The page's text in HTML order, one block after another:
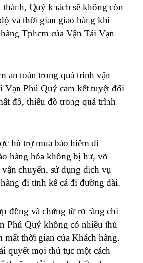
thành, Quý khách sẽ không còn
và thời gian giao hàng khi
Tphcm của Vận Tải Vạn
an toàn trong quá trình vận
Vạn Phú Quý cam kết tuyệt đối
đồ, thiếu đồ trong quá trình
hỗ trợ mua bảo hiểm đi
hàng hóa không bị hư, vỡ
chuyển, sử dụng dịch vụ
đi tỉnh kể cả đi đường dài.
đồng và chứng từ rõ ràng chi
Phú Quý không có nhiều thủ
mất thời gian của Khách hàng.
quyết mọi thủ tục một cách